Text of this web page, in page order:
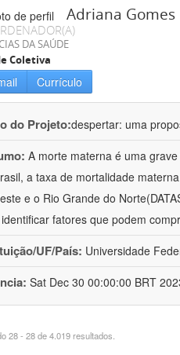
Adriana Gomes
DA SAÚDE
Coletiva
Currículo
do Projeto:despertar: uma
A morte materna é uma
a taxa de mortalidade
e o Rio Grande do
fatores que podem
UF/País: Universidade
Sat Dec 30 00:00:00 BRT
28 - 28 de 4.019 resultados.